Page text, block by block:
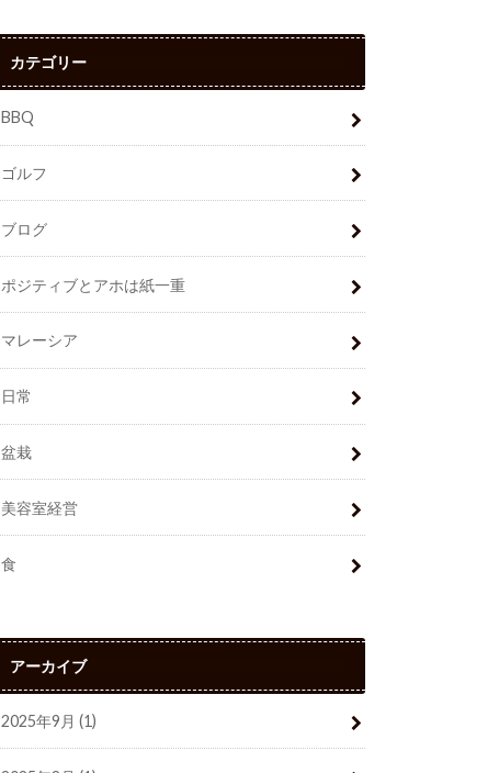
カテゴリー
BBQ
ゴルフ
ブログ
ポジティブとアホは紙一重
マレーシア
日常
盆栽
美容室経営
食
アーカイブ
2025年9月 (1)